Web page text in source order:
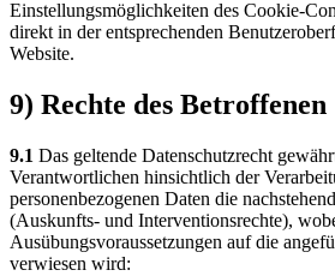
Einstellungsmöglichkeiten des Cookie-
direkt in der entsprechenden
Website.
9) Rechte des Betroffenen
9.1 Das geltende Datenschutzrecht
Verantwortlichen hinsichtlich der
personenbezogenen Daten die
(Auskunfts- und Interventionsrechte),
Ausübungsvoraussetzungen auf die
verwiesen wird: